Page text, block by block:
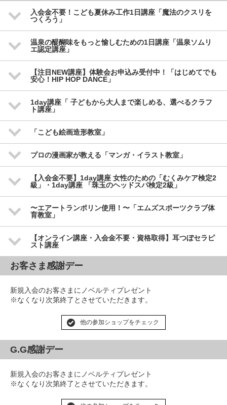
入会金不要！こども夏休み工作1日講座「魔法のクスリを
つくろう」
温泉の醍醐味をもっと愉しむための1日講座「温泉ソムリ
エ認定講座」
【注目NEW講座】体験会お申込み受付中！「はじめてでも
安心！HIP HOP DANCE」
1day講座「 子どもから大人まで楽しめる、選べるクラフ
ト講座」
「こども絵画造形教室」
プロの漫画家が教える「マンガ・イラスト教室」
【入会金不要】1day講座 女性のための「むくみケア検定2
級」・1day講座 「珠玉のヘッドスパ検定2級」
〜エアートランポリン使用！〜「エムズスポーツクラブ体
育教室」
【オンライン講座・入会金不要・資格取得】耳つぼセラピ
スト講座
お客さま感謝デー
新規入会のお客さまにノベルティプレゼント
※なくなり次第終了とさせていただきます。
他の参加ショップをチェック
G.G感謝デー
新規入会のお客さまにノベルティプレゼント
※なくなり次第終了とさせていただきます。